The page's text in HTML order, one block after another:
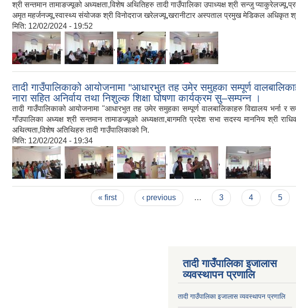
श्री सन्तमान तामाङज्यूको अध्यक्षता,विशेष अथितिहरु तादी गाउँपालिका उपाध्यक्ष श्री सन्जु
अमृत महर्जनज्यू,स्वास्थ्य संयोजक श्री विनोदराज खरेलज्यू,खरानीटार अस्पताल प्रमुख मेडिकल अधिकृत
मिति: 12/02/2024 - 19:52
, , ,
तादी गाउँपालिकाको आयोजनामा "आधारभुत तह उमेर समुहका सम्पूर्ण
नारा सहित अनिर्वाय तथा निशुल्क शिक्षा घोषणा कार्यक्रम सु–सम्पन्न ।
तादी गाउँपालिकाको आयोजनामा "आधारभुत तह उमेर समुहका सम्पूर्ण वालबालिकाहरु विद्यालय भर्ना
गाँउपालिका अध्यक्ष श्री सन्तमान तामाङज्यूको अध्यक्षता,बागमति प्रदेश सभा सदस्य माननिय श्री
अथित्यता,विशेष अतिथिहरु तादी गाउँपालिकाको नि.
मिति: 12/02/2024 - 19:34
, , , ,
« first ‹ previous … 3 4 5
तादी गाउँपालिका इजालास
व्यवस्थापन प्रणालि
तादी गाउँपालिका इजालास व्यवस्थापन प्रणालि